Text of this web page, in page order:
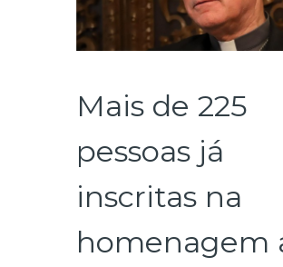
MULTIMÉDIA
SENTIR COM A IGREJA
Mais de 225
pessoas já
inscritas na
homenagem